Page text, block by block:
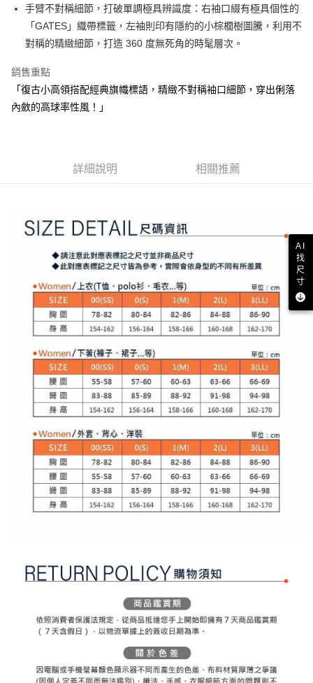
4.訂單成立30分鐘內，如未前往確認交易或遇審核未通過，訂單將自動取
消。如遇「轉專審核」未通過狀況，表示未達大哥付你分期系統評分，恕無
【繳款方式說明】
醒簡訊。
2.透過簡訊連結打開帳單後，可選擇「超商條碼／台灣大直營門市／銀行轉
帳／街口支付／iPASS MONEY」等通路繳費。
2.基於同意付款使用「大哥付你分期」之契約關係目的，商店將以您的個人
便利好安心！
１．簡單：不需註冊會員、不需綁卡、不需儲值。
２．便利：只要手機號碼，簡訊認證，即可結帳。
３．安心：先確認商品／服務後，再付款。
【「AFTEE先享後付」結帳流程】
１．於結帳方式選擇「AFTEE先享後付」後，將跳轉至「AFTEE先享後付」
結帳頁面，進行簡訊認證並確認金額後，即可完成結帳。
２．訂單成立數日內，您將收到繳費通知簡訊。
後付繳納相關費用。
【注意事項】
１．透過由恩沛科技股份有限公司提供之「AFTEE先享後付」服務完成之交
易，需依本服務之必要範圍內提供個人資料，並將交易相關給付款項請求債
權轉讓予恩沛科技股份有限公司。
https://aftee.tw/terms/#terms3
３．未成年的使用者請事先徵得法定代理人或監護人之同意方可使用
「AFTEE先享後付」，若未經同意申辦者引起之損失，本公司不負相關責
時審查核予不同之上限額度；若仍有額度不足之情形，本公司將視審查結果
請求用戶進行身份認證。
５．嚴禁一人註冊多個帳號或使用他人資訊註冊。若發現惡意使用之情形，
恩沛科技股份有限公司將有權停止該用戶之使用額度並採取法律行動。
運送方式
全家取貨付款
付款後全家取貨
免運費
7-11取貨付款
付款後7-11取貨
免運費
離島宅配
免運費
手臂不對稱細節，打破單調極具辨識度：右袖口綴有極具個性的
「GATES」織帶標籤，左袖則印有隱約的小棕櫚樹圖騰，利用不
對稱的精緻細節，打造 360 度無死角的時髦層次。
銷售重點
「復古小高領搭配經典旗幟標語，精緻不對稱袖口細節，穿出俐落
內斂的高球率性風！」
詳細說明 相關推薦
AI
找
尺
寸